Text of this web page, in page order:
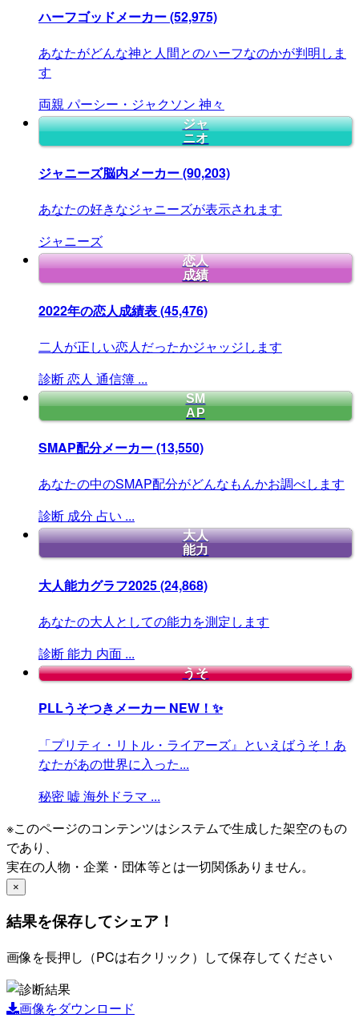
ハーフゴッドメーカー(52,975)
あなたがどんな神と人間とのハーフなのかが判明しま
す
両親 パーシー・ジャクソン 神々
ジャ
ニオ
ジャニーズ脳内メーカー(90,203)
あなたの好きなジャニーズが表示されます
ジャニーズ
恋人
成績
2022年の恋人成績表(45,476)
二人が正しい恋人だったかジャッジします
診断恋人 通信簿 ...
SM
AP
SMAP配分メーカー(13,550)
あなたの中のSMAP配分がどんなもんかお調べします
診断 成分 占い ...
大人
能力
大人能力グラフ2025(24,868)
あなたの大人としての能力を測定します
診断能力 内面 ...
うそ
PLLうそつきメーカー NEW！✨
「プリティ・リトル・ライアーズ』といえばうそ！あ
なたがあの世界に入った...
秘密嘘 海外ドラマ ...
※このページのコンテンツはシステムで生成した架空のもの
であり、
実在の人物・企業・団体等とは一切関係ありません。
×
結果を保存してシェア！
画像を長押し（PCは右クリック）して保存してください
画像をダウンロード